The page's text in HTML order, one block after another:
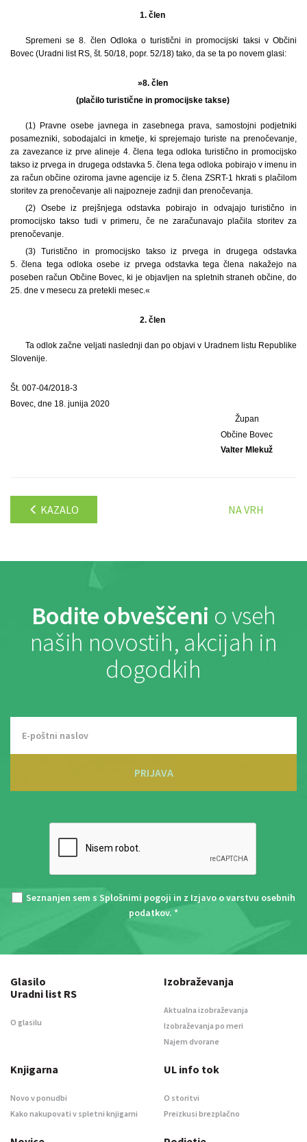
1. člen
Spremeni se 8. člen Odloka o turistični in promocijski taksi v Občini
Bovec (Uradni list RS, št. 50/18, popr. 52/18) tako, da se ta po novem glasi:
»8. člen
(plačilo turistične in promocijske takse)
(1) Pravne osebe javnega in zasebnega prava, samostojni podjetniki
posamezniki, sobodajalci in kmetje, ki sprejemajo turiste na prenočevanje,
za zavezance iz prve alineje 4. člena tega odloka turistično in promocijsko
takso iz prvega in drugega odstavka 5. člena tega odloka pobirajo v imenu in
za račun občine oziroma javne agencije iz 5. člena ZSRT-1 hkrati s plačilom
storitev za prenočevanje ali najpozneje zadnji dan prenočevanja.
(2) Osebe iz prejšnjega odstavka pobirajo in odvajajo turistično in
promocijsko takso tudi v primeru, če ne zaračunavajo plačila storitev za
prenočevanje.
(3) Turistično in promocijsko takso iz prvega in drugega odstavka
5. člena tega odloka osebe iz prvega odstavka tega člena nakažejo na
poseben račun Občine Bovec, ki je objavljen na spletnih straneh občine, do
25. dne v mesecu za pretekli mesec.«
2. člen
Ta odlok začne veljati naslednji dan po objavi v Uradnem listu Republike
Slovenije.
Št. 007-04/2018-3
Bovec, dne 18. junija 2020
Župan
Občine Bovec
Valter Mlekuž
KAZALO NA VRH
Bodite obveščeni o vseh
naših novostih, akcijah in
dogodkih
PRIJAVA
Seznanjen sem s Splošnimi pogoji in z Izjavo o varstvu osebnih
podatkov. *
Glasilo
Uradni list RS
O glasilu
Izobraževanja
Aktualna izobraževanja
Izobraževanja po meri
Najem dvorane
Knjigarna
Novo v ponudbi
Kako nakupovati v spletni knjigarni
UL info tok
O storitvi
Preizkusi brezplačno